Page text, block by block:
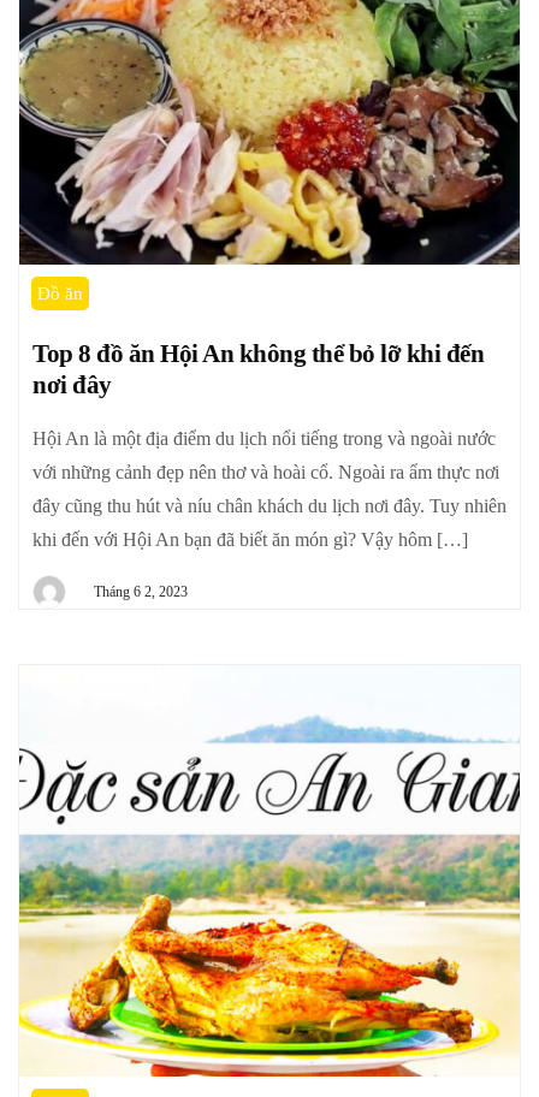
Đồ ăn
Top 8 đồ ăn Hội An không thể bỏ lỡ khi đến
nơi đây
Hội An là một địa điểm du lịch nổi tiếng trong và ngoài nước
với những cảnh đẹp nên thơ và hoài cổ. Ngoài ra ẩm thực nơi
đây cũng thu hút và níu chân khách du lịch nơi đây. Tuy nhiên
khi đến với Hội An bạn đã biết ăn món gì? Vậy hôm […]
Tháng 6 2, 2023